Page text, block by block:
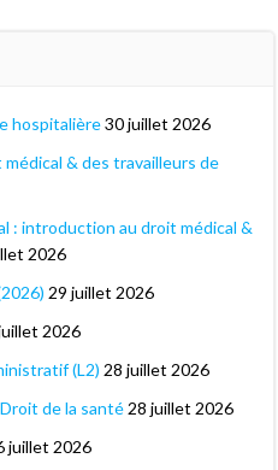
hospitalière30 juillet 2026
& des travailleurs de
: introduction au droit médical &
2026
29 juillet 2026
2026
(L2) 28 juillet 2026
de la santé 28 juillet 2026
juillet 2026